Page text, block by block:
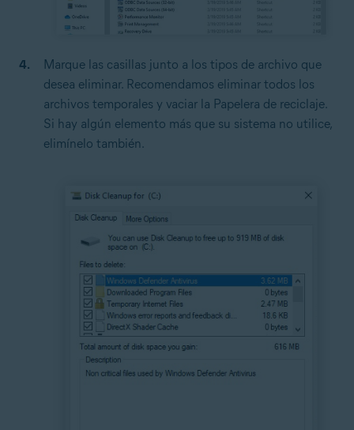
Marque las casillas junto a los tipos de archivo que
desea eliminar. Recomendamos eliminar todos los
archivos temporales y vaciar la Papelera de reciclaje.
Si hay algún elemento más que su sistema no utilice,
elimínelo también.